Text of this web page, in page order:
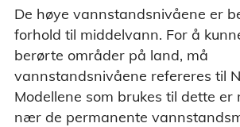
De høye vannstandsnivåene er
forhold til middelvann. For å
berørte områder på land, må
vannstandsnivåene refereres til
Modellene som brukes til dette er
nær de permanente